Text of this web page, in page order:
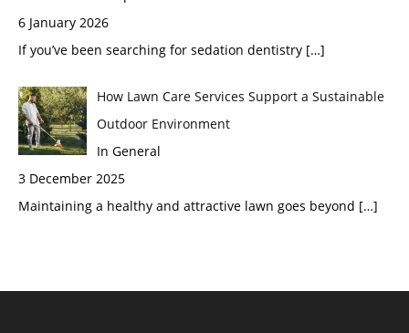
6 January 2026
If you’ve been searching for sedation dentistry […]
How Lawn Care Services Support a Sustainable
Outdoor Environment
In General
3 December 2025
Maintaining a healthy and attractive lawn goes beyond […]